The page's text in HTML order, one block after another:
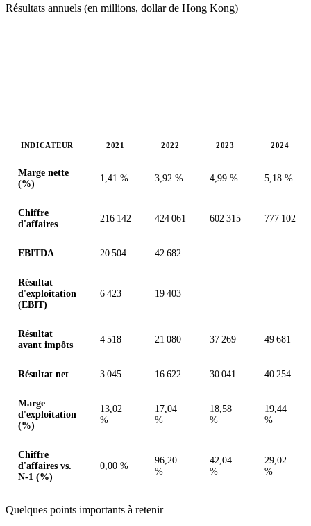
Résultats annuels (en millions, dollar de Hong Kong)
INDICATEUR 2021 2022 2023 2024
Marge nette
(%)
1,41 % 3,92 % 4,99 % 5,18 %
Chiffre
d'affaires
216 142 424 061 602 315 777 102
EBITDA 20 504 42 682
Résultat
d'exploitation
(EBIT)
6 423 19 403
Résultat
avant impôts
4 518 21 080 37 269 49 681
Résultat net 3 045 16 622 30 041 40 254
Marge
d'exploitation
(%)
13,02
%
17,04
%
18,58
%
19,44
%
Chiffre
d'affaires vs.
N-1 (%)
0,00 %
96,20
%
42,04
%
29,02
%
Quelques points importants à retenir